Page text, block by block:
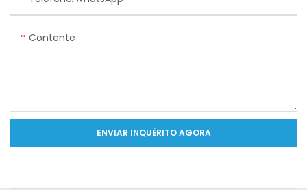
Contente
ENVIAR INQUÉRITO AGORA